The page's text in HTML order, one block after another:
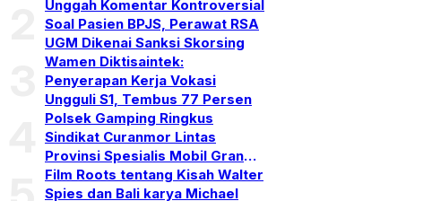
Gerokgak, Buleleng
Unggah Komentar Kontroversial
Soal Pasien BPJS, Perawat RSA
UGM Dikenai Sanksi Skorsing
Wamen Diktisaintek:
Penyerapan Kerja Vokasi
Ungguli S1, Tembus 77 Persen
Polsek Gamping Ringkus
Sindikat Curanmor Lintas
Provinsi Spesialis Mobil Gran
Max
Film Roots tentang Kisah Walter
Spies dan Bali karya Michael